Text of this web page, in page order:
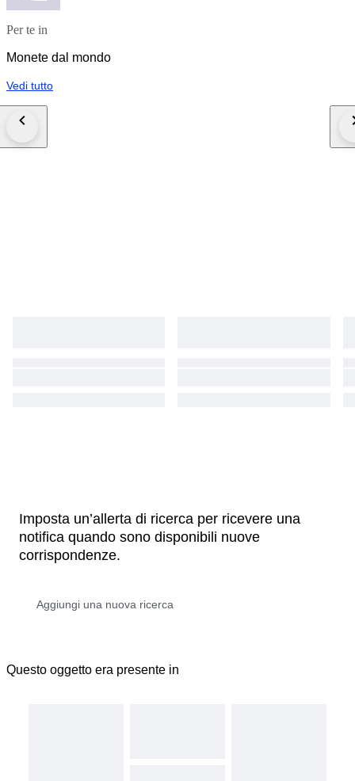
Per te in
Monete dal mondo
Vedi tutto
Imposta un’allerta di ricerca per ricevere una
notifica quando sono disponibili nuove
corrispondenze.
Questo oggetto era presente in